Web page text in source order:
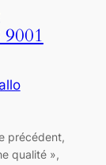
précédent,
qualité »,